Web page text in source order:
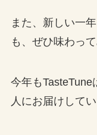
また、新しい一
も、ぜひ味わっ
今年も
人にお届けしてい